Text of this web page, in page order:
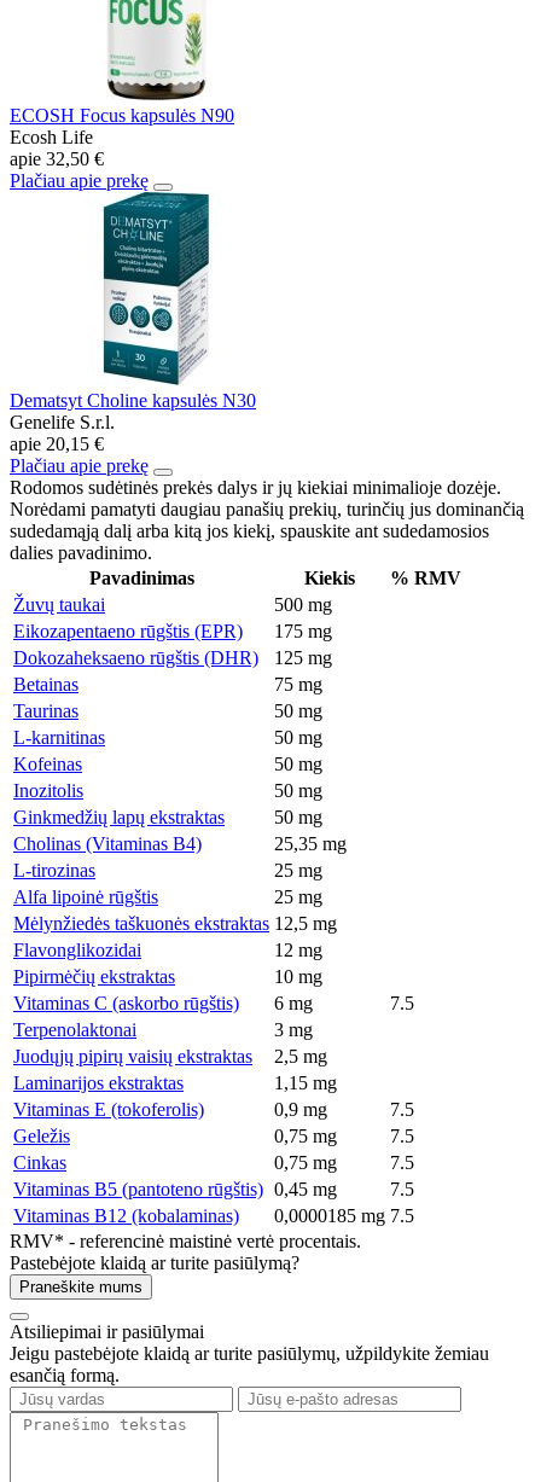
ECOSH Focus kapsulės N90
Ecosh Life
apie 32,50 €
Plačiau apie prekę
Dematsyt Choline kapsulės N30
Genelife S.r.l.
apie 20,15 €
Plačiau apie prekę
Rodomos sudėtinės prekės dalys ir jų kiekiai minimalioje dozėje.
Norėdami pamatyti daugiau panašių prekių, turinčių jus dominančią
sudedamąją dalį arba kitą jos kiekį, spauskite ant sudedamosios
dalies pavadinimo.
Pavadinimas
Kiekis
% RMV
Žuvų taukai
500 mg
Eikozapentaeno rūgštis (EPR)
175 mg
Dokozaheksaeno rūgštis (DHR)
125 mg
Betainas
75 mg
Taurinas
50 mg
L-karnitinas
50 mg
Kofeinas
50 mg
Inozitolis
50 mg
Ginkmedžių lapų ekstraktas
50 mg
Cholinas (Vitaminas B4)
25,35 mg
L-tirozinas
25 mg
Alfa lipoinė rūgštis
25 mg
Mėlynžiedės taškuonės ekstraktas 12,5 mg
Flavonglikozidai
12 mg
Pipirmėčių ekstraktas
10 mg
Vitaminas C (askorbo rūgštis)
6 mg
7.5
Terpenolaktonai
3 mg
Juodųjų pipirų vaisių ekstraktas
2,5 mg
Laminarijos ekstraktas
1,15 mg
Vitaminas E (tokoferolis)
0,9 mg
7.5
Geležis
0,75 mg
7.5
Cinkas
0,75 mg
7.5
Vitaminas B5 (pantoteno rūgštis) 0,45 mg
7.5
Vitaminas B12 (kobalaminas)
0,0000185 mg 7.5
RMV* - referencinė maistinė vertė procentais.
Pastebėjote klaidą ar turite pasiūlymą?
Praneškite mums
Atsiliepimai ir pasiūlymai
Jeigu pastebėjote klaidą ar turite pasiūlymų, užpildykite žemiau
esančią formą.